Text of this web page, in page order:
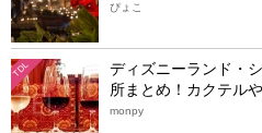
ぴょこ
TDL
ディズニーランド・
所まとめ！カクテル
monpy